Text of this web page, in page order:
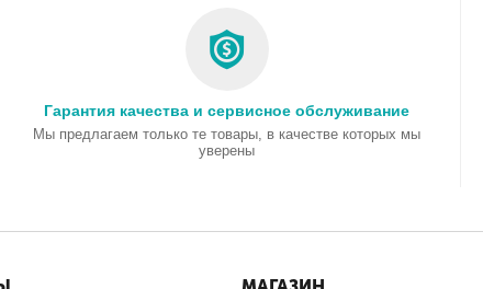
Гарантия качества и сервисное обслуживание
Мы предлагаем только те товары, в качестве которых мы
уверены